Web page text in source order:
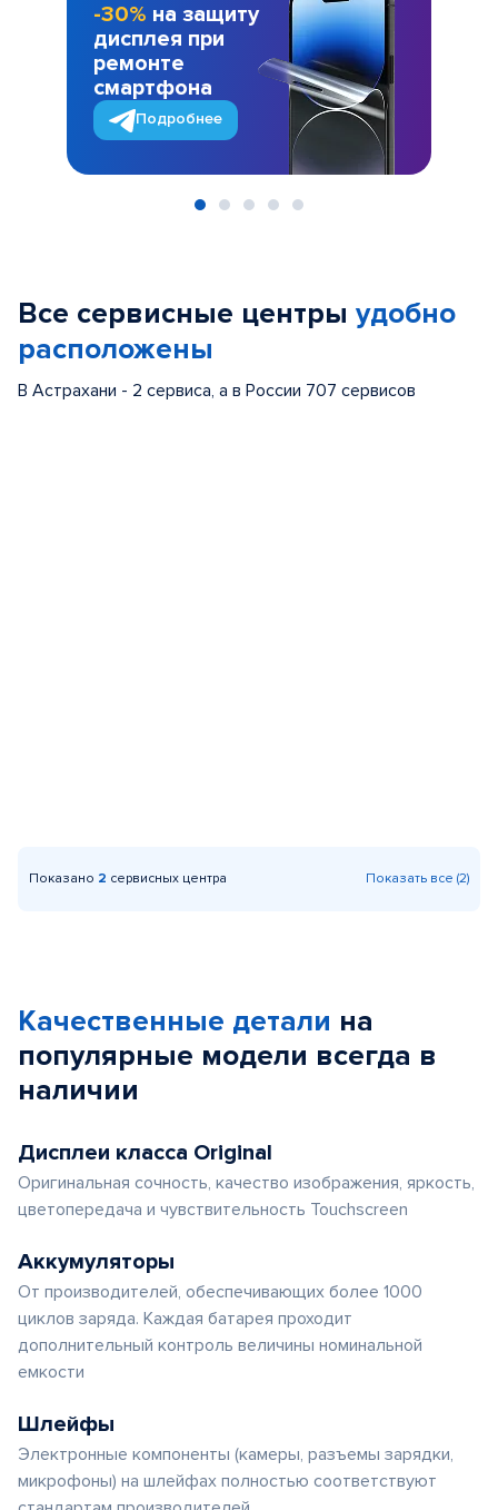
-30% на защиту
дисплея при
ремонте
смартфона
Подробнее
Все сервисные центры удобно
расположены
В Астрахани - 2 сервиса, а в России 707 сервисов
Показано 2 сервисных центра Показать все (2)
Качественные детали на
популярные модели всегда в
наличии
Дисплеи класса Original
Оригинальная сочность, качество изображения, яркость,
цветопередача и чувствительность Touchscreen
Аккумуляторы
От производителей, обеспечивающих более 1000
циклов заряда. Каждая батарея проходит
дополнительный контроль величины номинальной
емкости
Шлейфы
Электронные компоненты (камеры, разъемы зарядки,
микрофоны) на шлейфах полностью соответствуют